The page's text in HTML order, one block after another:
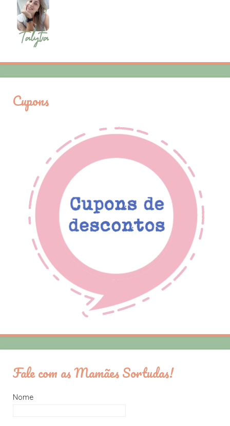
Cupons
Fale com as Mamães Sortudas!
Nome